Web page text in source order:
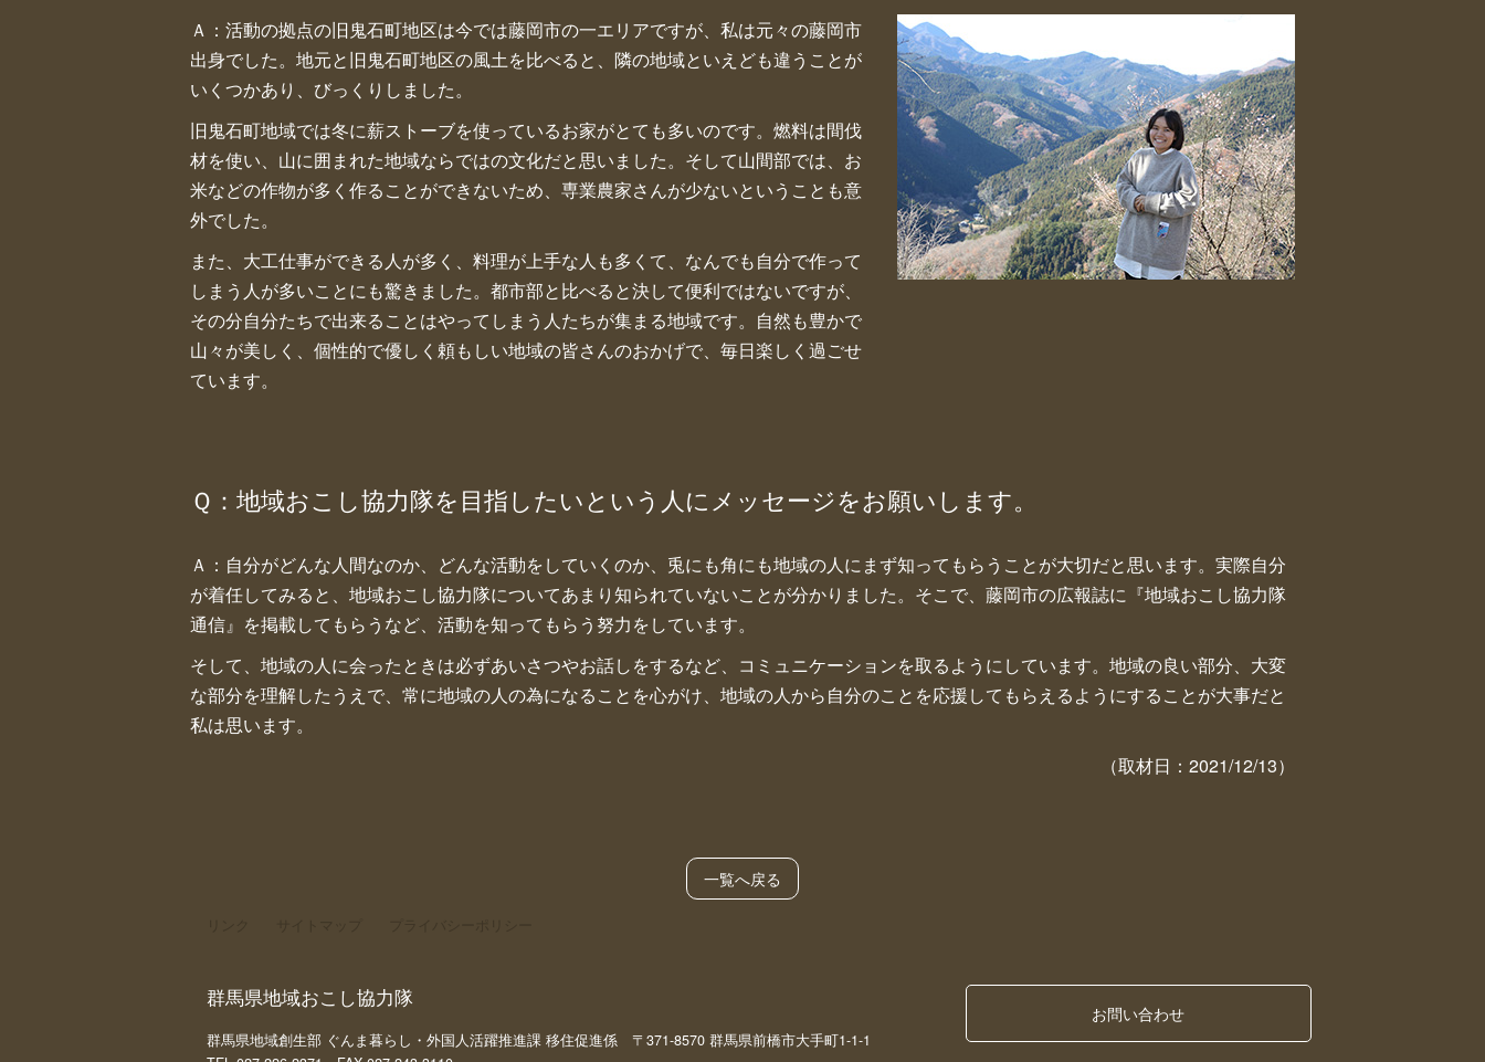
Ａ：活動の拠点の旧鬼石町地区は今では藤岡市の一エリアですが、私は元々の藤岡市
出身でした。地元と旧鬼石町地区の風土を比べると、隣の地域といえども違うことが
いくつかあり、びっくりしました。
旧鬼石町地域では冬に薪ストーブを使っているお家がとても多いのです。燃料は間伐
材を使い、山に囲まれた地域ならではの文化だと思いました。そして山間部では、お
米などの作物が多く作ることができないため、専業農家さんが少ないということも意
外でした。
また、大工仕事ができる人が多く、料理が上手な人も多くて、なんでも自分で作って
しまう人が多いことにも驚きました。都市部と比べると決して便利ではないですが、
その分自分たちで出来ることはやってしまう人たちが集まる地域です。自然も豊かで
山々が美しく、個性的で優しく頼もしい地域の皆さんのおかげで、毎日楽しく過ごせ
ています。
Ｑ：地域おこし協力隊を目指したいという人にメッセージをお願いします。
Ａ：自分がどんな人間なのか、どんな活動をしていくのか、兎にも角にも地域の人にまず知ってもらうことが大切だと思います。実際自分
が着任してみると、地域おこし協力隊についてあまり知られていないことが分かりました。そこで、藤岡市の広報誌に『地域おこし協力隊
通信』を掲載してもらうなど、活動を知ってもらう努力をしています。
そして、地域の人に会ったときは必ずあいさつやお話しをするなど、コミュニケーションを取るようにしています。地域の良い部分、大変
な部分を理解したうえで、常に地域の人の為になることを心がけ、地域の人から自分のことを応援してもらえるようにすることが大事だと
私は思います。
（取材日：2021/12/13）
一覧へ戻る
群馬県地域おこし協力隊
群馬県地域創生部 ぐんま暮らし・外国人活躍推進課 移住促進係 〒371-8570 群馬県前橋市大手町1-1-1
お問い合わせ